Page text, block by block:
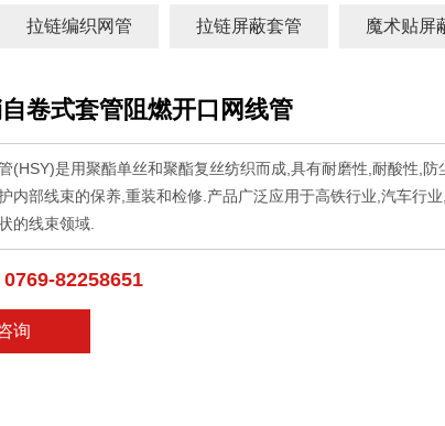
拉链编织网管 拉链屏蔽套管 魔术贴屏
卷式套管阻燃开口网线管
(HSY)是用聚酯单丝和聚酯复丝纺织而成,具有耐磨性,耐酸性,
内部线束的保养,重装和检修.产品广泛应用于高铁行业,汽车行
的线束领域.
82258651
询